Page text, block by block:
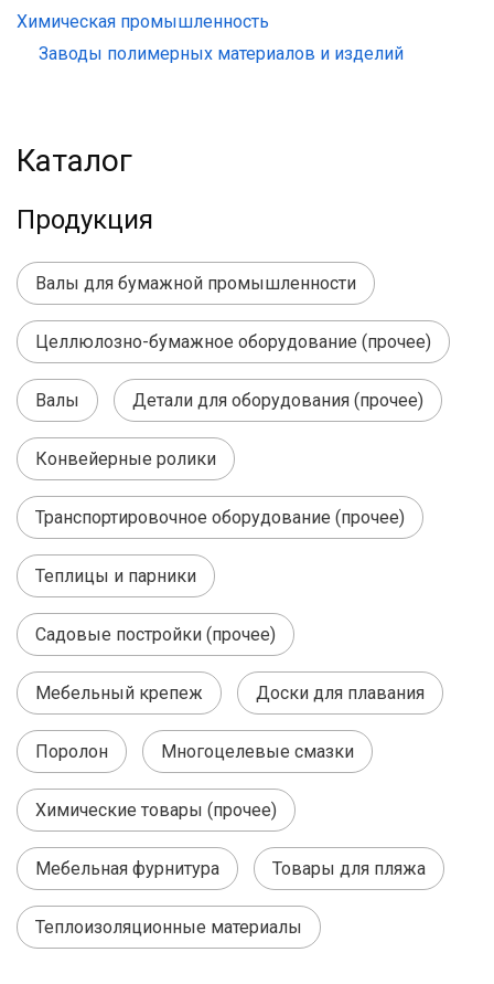
Химическая промышленность
Заводы полимерных материалов и изделий
Каталог
Продукция
Валы для бумажной промышленности
Целлюлозно-бумажное оборудование (прочее)
Валы Детали для оборудования (прочее)
Конвейерные ролики
Транспортировочное оборудование (прочее)
Теплицы и парники
Садовые постройки (прочее)
Мебельный крепеж Доски для плавания
Поролон Многоцелевые смазки
Химические товары (прочее)
Мебельная фурнитура Товары для пляжа
Теплоизоляционные материалы